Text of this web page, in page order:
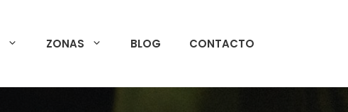
ZONAS BLOG CONTACTO